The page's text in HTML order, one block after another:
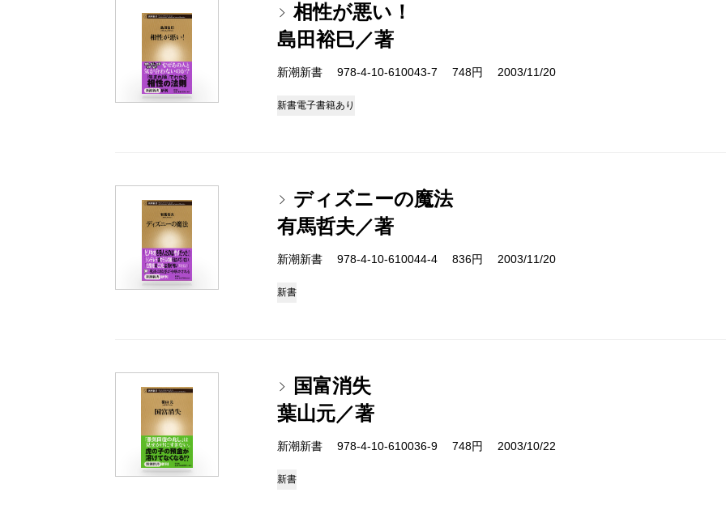
相性が悪い！
島田裕巳／著
新潮新書 978-4-10-610043-7 748円 2003/11/20
新書電子書籍あり
ディズニーの魔法
有馬哲夫／著
新潮新書 978-4-10-610044-4 836円 2003/11/20
新書
国富消失
葉山元／著
新潮新書 978-4-10-610036-9 748円 2003/10/22
新書